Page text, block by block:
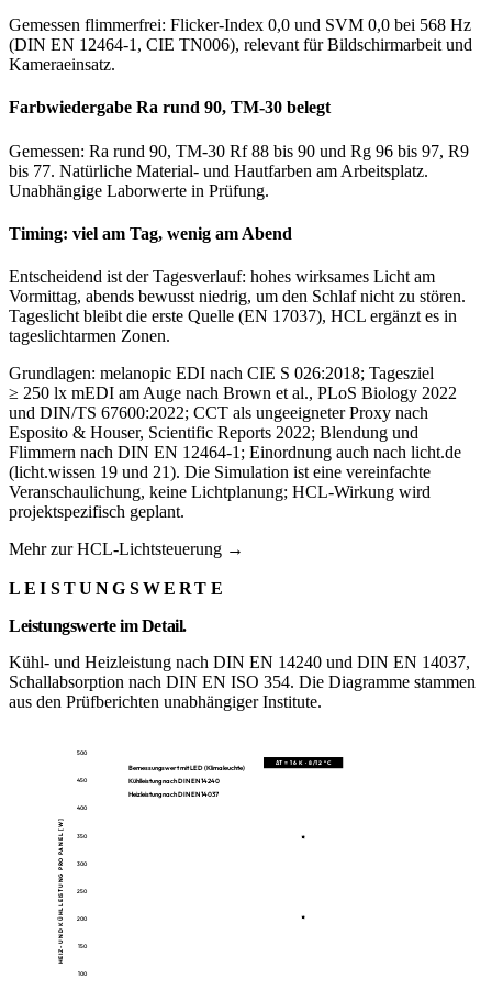
Gemessen flimmerfrei: Flicker-Index 0,0 und SVM 0,0 bei 568 Hz
(DIN EN 12464-1, CIE TN006), relevant für Bildschirmarbeit und
Kameraeinsatz.
Farbwiedergabe Ra rund 90, TM-30 belegt
Gemessen: Ra rund 90, TM-30 Rf 88 bis 90 und Rg 96 bis 97, R9
bis 77. Natürliche Material- und Hautfarben am Arbeitsplatz.
Unabhängige Laborwerte in Prüfung.
Timing: viel am Tag, wenig am Abend
Entscheidend ist der Tagesverlauf: hohes wirksames Licht am
Vormittag, abends bewusst niedrig, um den Schlaf nicht zu stören.
Tageslicht bleibt die erste Quelle (EN 17037), HCL ergänzt es in
tageslichtarmen Zonen.
Grundlagen: melanopic EDI nach CIE S 026:2018; Tagesziel
≥ 250 lx mEDI am Auge nach Brown et al., PLoS Biology 2022
und DIN/TS 67600:2022; CCT als ungeeigneter Proxy nach
Esposito & Houser, Scientific Reports 2022; Blendung und
Flimmern nach DIN EN 12464-1; Einordnung auch nach licht.de
(licht.wissen 19 und 21). Die Simulation ist eine vereinfachte
Veranschaulichung, keine Lichtplanung; HCL-Wirkung wird
projektspezifisch geplant.
Mehr zur HCL-Lichtsteuerung →
LEISTUNGSWERTE
Leistungswerte im Detail.
Kühl- und Heizleistung nach DIN EN 14240 und DIN EN 14037,
Schallabsorption nach DIN EN ISO 354. Die Diagramme stammen
aus den Prüfberichten unabhängiger Institute.
ΔT = 16 K · 8/12 °C
100
150
200
250
300
350
400
450
500
HEIZ- UND KÜHLLEISTUNG PRO PANEL [W]
Bemessungswert mit LED (Klimaleuchte)
Kühlleistung nach DIN EN 14240
Heizleistung nach DIN EN 14037